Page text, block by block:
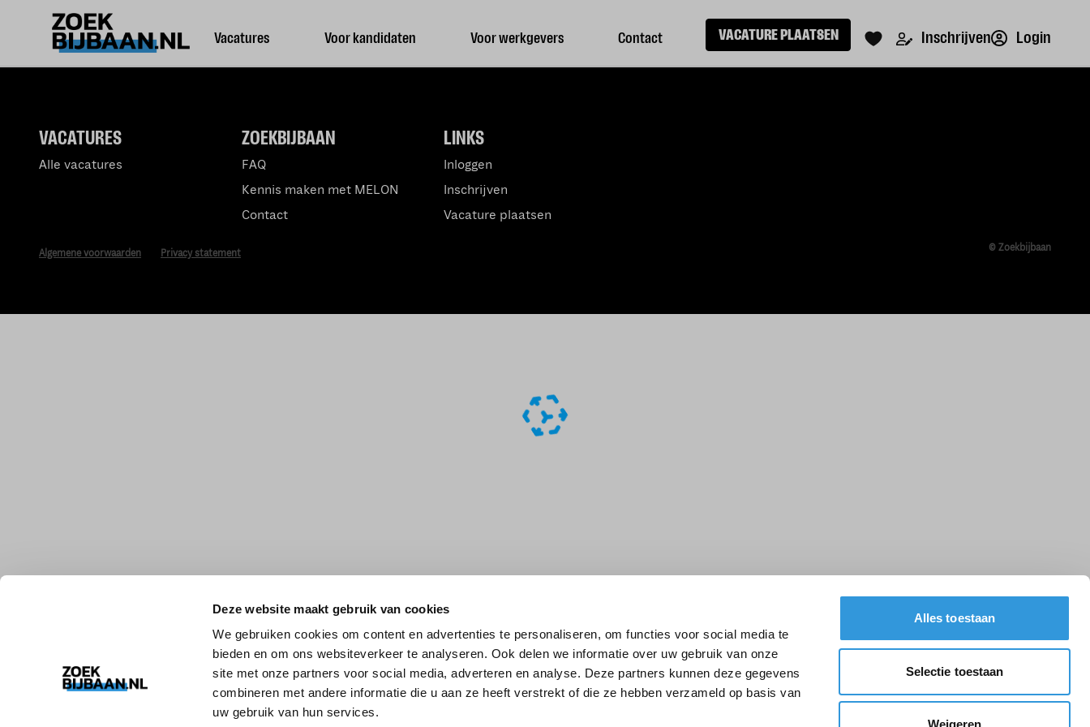
Deze website maakt gebruik van cookies
We gebruiken cookies om content en advertenties te personaliseren, om functies voor social media te
bieden en om ons websiteverkeer te analyseren. Ook delen we informatie over uw gebruik van onze
site met onze partners voor social media, adverteren en analyse. Deze partners kunnen deze gegevens
combineren met andere informatie die u aan ze heeft verstrekt of die ze hebben verzameld op basis van
uw gebruik van hun services.
Alles toestaan
Selectie toestaan
Weigeren
Vacatures Voor kandidaten Voor werkgevers Contact VACATURE PLAATSEN Inschrijven Login
LINKS
Inloggen
Inschrijven
Vacature plaatsen
ZOEKBIJBAAN
FAQ
Kennis maken met MELON
Contact
VACATURES
Alle vacatures
Algemene voorwaarden Privacy statement © Zoekbijbaan